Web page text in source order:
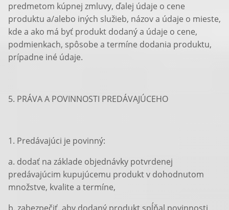
predmetom kúpnej zmluvy, ďalej údaje o cene
produktu a/alebo iných služieb, názov a údaje o mieste,
kde a ako má byť produkt dodaný a údaje o cene,
podmienkach, spôsobe a termíne dodania produktu,
prípadne iné údaje.
5. PRÁVA A POVINNOSTI PREDÁVAJÚCEHO
1. Predávajúci je povinný:
a. dodať na základe objednávky potvrdenej
predávajúcim kupujúcemu produkt v dohodnutom
množstve, kvalite a termíne,